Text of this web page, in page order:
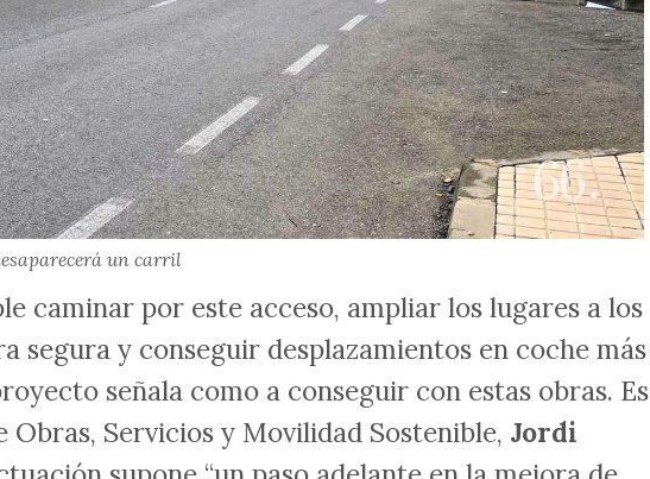
un carril
caminar por este acceso, ampliar los lugares a los
segura y conseguir desplazamientos en coche más
señala como a conseguir con estas obras. Es
Servicios y Movilidad Sostenible, Jordi